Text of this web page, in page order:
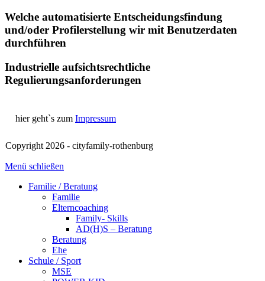
Welche automatisierte Entscheidungsfindung
und/oder Profilerstellung wir mit Benutzerdaten
durchführen
Industrielle aufsichtsrechtliche
Regulierungsanforderungen
hier geht`s zum Impressum
Copyright 2026 - cityfamily-rothenburg
Menü schließen
Familie / Beratung
Familie
Elterncoaching
Family- Skills
AD(H)S – Beratung
Beratung
Ehe
Schule / Sport
MSE